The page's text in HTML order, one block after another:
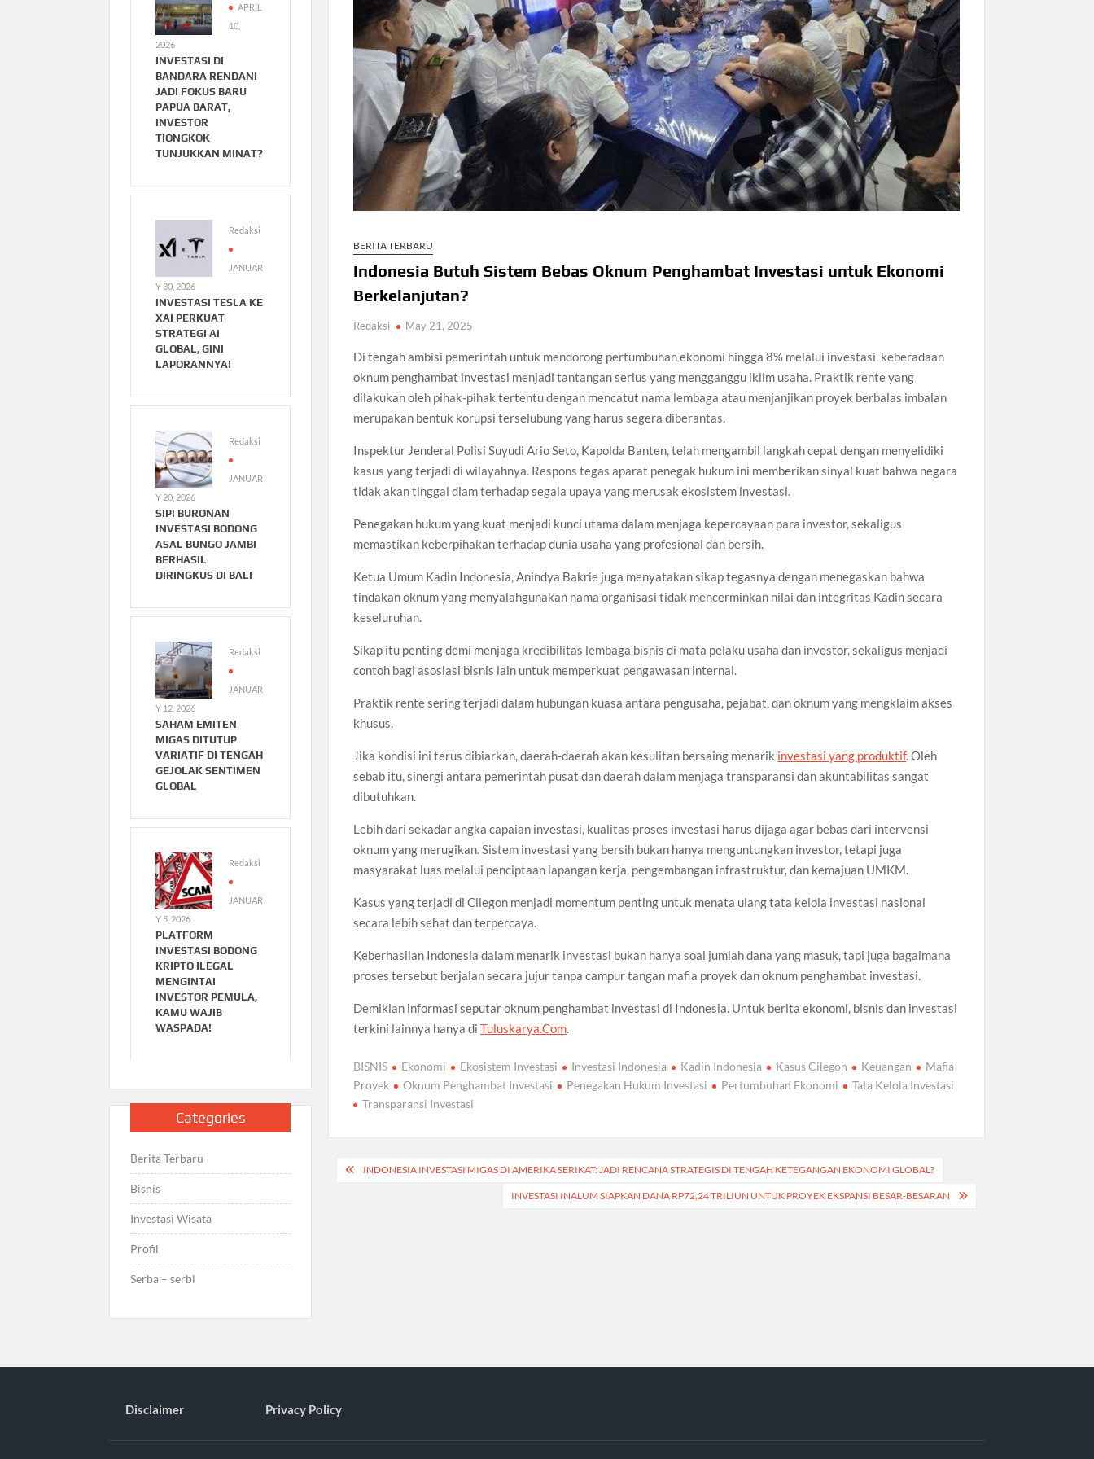
BERITA TERBARU
Indonesia Butuh Sistem Bebas Oknum Penghambat Investasi untuk Ekonomi
Berkelanjutan?
Redaksi May 21, 2025
Di tengah ambisi pemerintah untuk mendorong pertumbuhan ekonomi hingga 8% melalui investasi, keberadaan
oknum penghambat investasi menjadi tantangan serius yang mengganggu iklim usaha. Praktik rente yang
dilakukan oleh pihak-pihak tertentu dengan mencatut nama lembaga atau menjanjikan proyek berbalas imbalan
merupakan bentuk korupsi terselubung yang harus segera diberantas.
Inspektur Jenderal Polisi Suyudi Ario Seto, Kapolda Banten, telah mengambil langkah cepat dengan menyelidiki
kasus yang terjadi di wilayahnya. Respons tegas aparat penegak hukum ini memberikan sinyal kuat bahwa negara
tidak akan tinggal diam terhadap segala upaya yang merusak ekosistem investasi.
Penegakan hukum yang kuat menjadi kunci utama dalam menjaga kepercayaan para investor, sekaligus
memastikan keberpihakan terhadap dunia usaha yang profesional dan bersih.
Ketua Umum Kadin Indonesia, Anindya Bakrie juga menyatakan sikap tegasnya dengan menegaskan bahwa
tindakan oknum yang menyalahgunakan nama organisasi tidak mencerminkan nilai dan integritas Kadin secara
keseluruhan.
Sikap itu penting demi menjaga kredibilitas lembaga bisnis di mata pelaku usaha dan investor, sekaligus menjadi
contoh bagi asosiasi bisnis lain untuk memperkuat pengawasan internal.
Praktik rente sering terjadi dalam hubungan kuasa antara pengusaha, pejabat, dan oknum yang mengklaim akses
khusus.
Jika kondisi ini terus dibiarkan, daerah-daerah akan kesulitan bersaing menarik investasi yang produktif. Oleh
sebab itu, sinergi antara pemerintah pusat dan daerah dalam menjaga transparansi dan akuntabilitas sangat
dibutuhkan.
Lebih dari sekadar angka capaian investasi, kualitas proses investasi harus dijaga agar bebas dari intervensi
oknum yang merugikan. Sistem investasi yang bersih bukan hanya menguntungkan investor, tetapi juga
masyarakat luas melalui penciptaan lapangan kerja, pengembangan infrastruktur, dan kemajuan UMKM.
Kasus yang terjadi di Cilegon menjadi momentum penting untuk menata ulang tata kelola investasi nasional
secara lebih sehat dan terpercaya.
Keberhasilan Indonesia dalam menarik investasi bukan hanya soal jumlah dana yang masuk, tapi juga bagaimana
proses tersebut berjalan secara jujur tanpa campur tangan mafia proyek dan oknum penghambat investasi.
Demikian informasi seputar oknum penghambat investasi di Indonesia. Untuk berita ekonomi, bisnis dan investasi
terkini lainnya hanya diTuluskarya.Com.
BISNIS Ekonomi Ekosistem Investasi Investasi Indonesia Kadin Indonesia Kasus Cilegon Keuangan
Mafia
Proyek
Oknum Penghambat Investasi Penegakan Hukum Investasi Pertumbuhan Ekonomi
Tata Kelola Investasi
Transparansi Investasi
PostINDONESIA INVESTASI MIGAS DI AMERIKA SERIKAT: JADI RENCANA STRATEGIS DI TENGAH KETEGANGAN EKONOMI GLOBAL?
INVESTASI INALUM SIAPKAN DANA RP72,24 TRILIUN UNTUK PROYEK EKSPANSI BESAR-BESARAN
APRIL
10,
2026
INVESTASI DI
BANDARA RENDANI
JADI FOKUS BARU
PAPUA BARAT,
INVESTOR
TIONGKOK
TUNJUKKAN MINAT?
Redaksi
JANUAR
Y 30, 2026
INVESTASI TESLA KE
XAI PERKUAT
STRATEGI AI
GLOBAL, GINI
LAPORANNYA!
Redaksi
JANUAR
Y 20, 2026
SIP! BURONAN
INVESTASI BODONG
ASAL BUNGO JAMBI
BERHASIL
DIRINGKUS DI BALI
Redaksi
JANUAR
Y 12, 2026
SAHAM EMITEN
MIGAS DITUTUP
VARIATIF DI TENGAH
GEJOLAK SENTIMEN
GLOBAL
Redaksi
JANUAR
Y 5, 2026
PLATFORM
INVESTASI BODONG
KRIPTO ILEGAL
MENGINTAI
INVESTOR PEMULA,
KAMU WAJIB
WASPADA!
Categories
Berita Terbaru
Bisnis
Investasi Wisata
Profil
Serba – serbi
Disclaimer Privacy Policy